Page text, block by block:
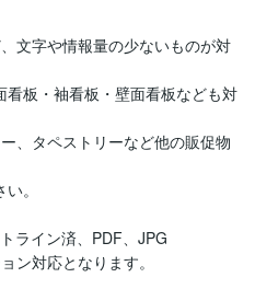
文字や情報量の少ないものが対
板・袖看板・壁面看板なども対
、タペストリーなど他の販促物
。
ライン済、PDF、JPG
ン対応となります。